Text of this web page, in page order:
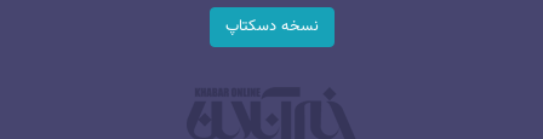
نسخه دسکتاپ